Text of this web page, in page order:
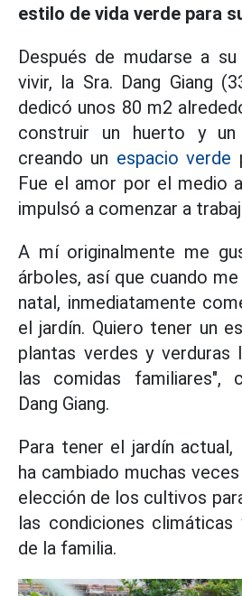
estilo de vida verde para
Después de mudarse a
vivir, la Sra. Dang Giang
dedicó unos 80 m2
construir un huerto y
creando un espacio verde
Fue el amor por el medio
impulsó a comenzar a
A mí originalmente me
árboles, así que cuando
natal, inmediatamente
el jardín. Quiero tener un
plantas verdes y verduras
las comidas familiares",
Dang Giang.
Para tener el jardín actual,
ha cambiado muchas
elección de los cultivos
las condiciones climáticas
de la familia.